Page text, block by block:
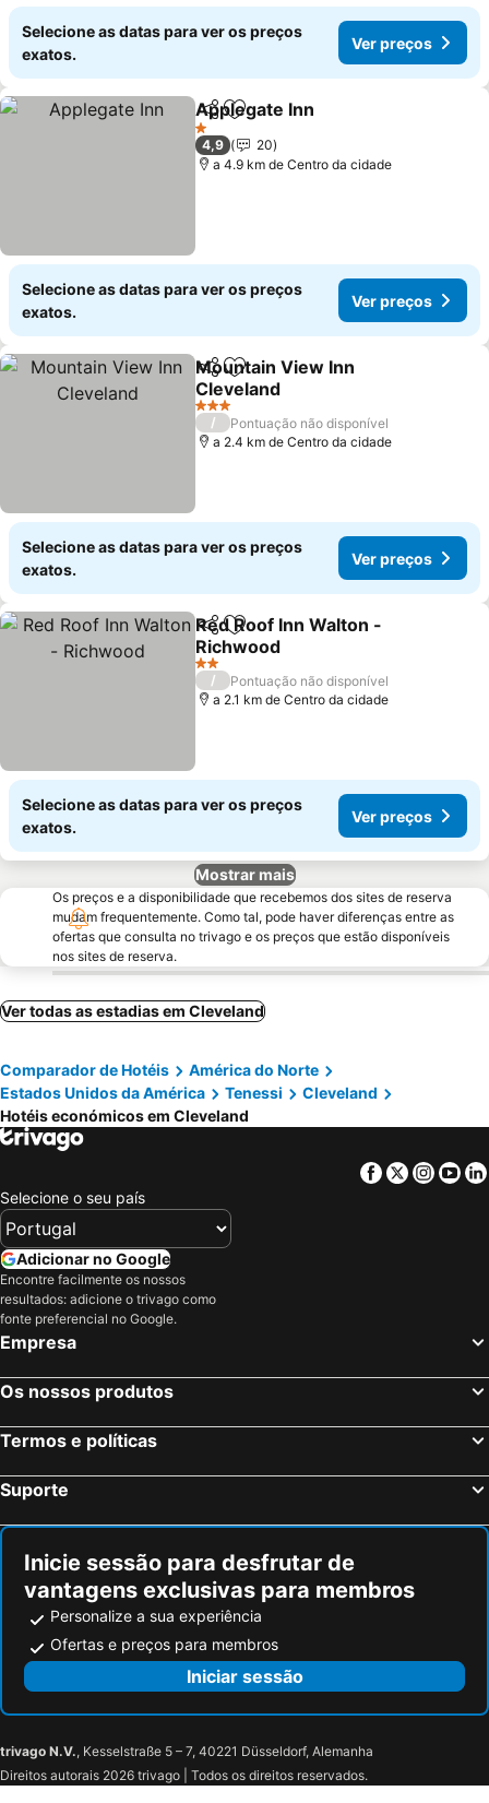
Selecione as datas para ver os preços
exatos.
Ver preços
PartilharAdicionar aos favoritos
Applegate Inn
1 Estrelas
4,9
20
a 4.9 km de Centro da cidade
Selecione as datas para ver os preços
exatos.
Ver preços
PartilharAdicionar aos favoritos
Mountain View Inn
Cleveland
3 Estrelas
/
Pontuação não disponível
a 2.4 km de Centro da cidade
Selecione as datas para ver os preços
exatos.
Ver preços
PartilharAdicionar aos favoritos
Red Roof Inn Walton -
Richwood
2 Estrelas
/
Pontuação não disponível
a 2.1 km de Centro da cidade
Selecione as datas para ver os preços
exatos.
Ver preços
Mostrar mais
Os preços e a disponibilidade que recebemos dos sites de reserva
mudam frequentemente. Como tal, pode haver diferenças entre as
ofertas que consulta no trivago e os preços que estão disponíveis
nos sites de reserva.
Ver todas as estadias em Cleveland
Comparador de Hotéis
América do Norte
Estados Unidos da América
Tenessi
Cleveland
Hotéis económicos em Cleveland
Facebook
Twitter
Selecione o seu país
Adicionar no Google
Encontre facilmente os nossos
resultados: adicione o trivago como
fonte preferencial no Google.
Empresa
Os nossos produtos
Termos e políticas
Suporte
Inicie sessão para desfrutar de
vantagens exclusivas para membros
Personalize a sua experiência
Ofertas e preços para membros
Iniciar sessão
trivago N.V., Kesselstraße 5 – 7, 40221 Düsseldorf, Alemanha
Direitos autorais 2026 trivago | Todos os direitos reservados.